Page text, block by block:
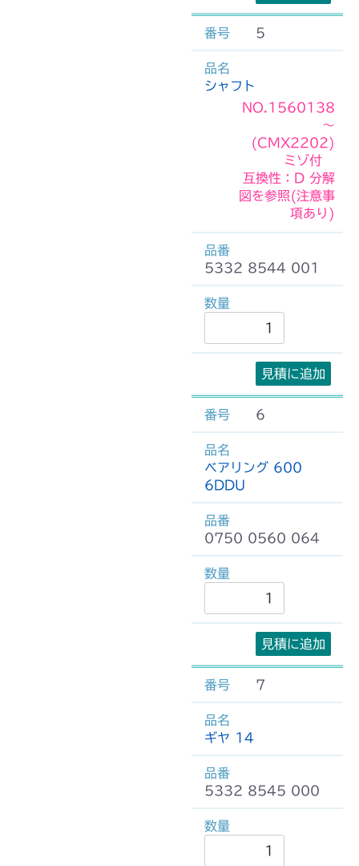
5
シャフト
NO.1560138
～
(CMX2202)
ミゾ付
互換性：D 分解
図を参照(注意事
項あり)
5332 8544 001
見積に追加
6
ベアリング 600
6DDU
0750 0560 064
見積に追加
7
ギヤ 14
5332 8545 000